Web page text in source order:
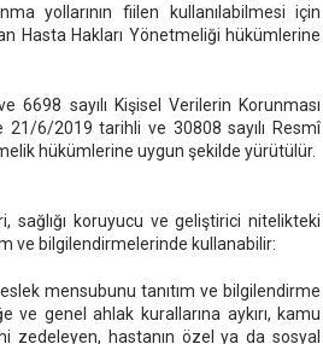
yollarının fiilen kullanılabilmesi için
Hasta Hakları Yönetmeliği hükümlerine
sayılı Kişisel Verilerin Korunması
21/6/2019 tarihli ve 30808 sayılı Resmî
hükümlerine uygun şekilde yürütülür.
sağlığı koruyucu ve geliştirici nitelikteki
ve bilgilendirmelerinde kullanabilir:
mensubunu tanıtım ve bilgilendirme
ve genel ahlak kurallarına aykırı, kamu
zedeleyen, hastanın özel ya da sosyal